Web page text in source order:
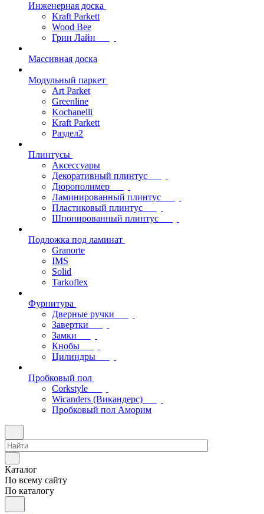
Инженерная доска
Kraft Parkett
Wood Bee
Грин Лайн
Массивная доска
Модульный паркет
Art Parket
Greenline
Kochanelli
Kraft Parkett
Раздел2
Плинтусы
Аксессуары
Декоративный плинтус
Дюрополимер
Ламинированный плинтус
Пластиковый плинтус
Шпонированный плинтус
Подложка под ламинат
Granorte
IMS
Solid
Tarkoflex
Фурнитура
Дверные ручки
Завертки
Замки
Кнобы
Цилиндры
Пробковый пол
Corkstyle
Wicanders (Викандерс)
Пробковый пол Аморим
Каталог
По всему сайту
По каталогу